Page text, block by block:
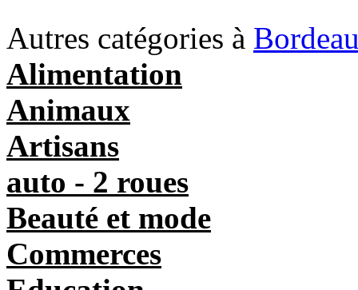
Autres catégories à
Alimentation
Animaux
Artisans
auto - 2 roues
Beauté et mode
Commerces